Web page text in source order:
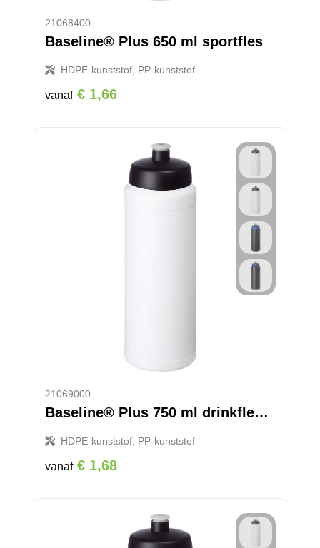
21068400
Baseline® Plus 650 ml sportfles
HDPE-kunststof, PP-kunststof
vanaf € 1,66
21069000
Baseline® Plus 750 ml drinkfles met sportdeksel
HDPE-kunststof, PP-kunststof
vanaf € 1,68